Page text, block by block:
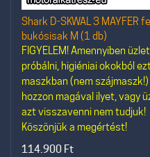
Shark D-SKWAL 3
bukósisak M (1 db)
FIGYELEM! Amennyiben
próbálni, higiéniai okokból
maszkban (nem
hozzon magával ilyet, vagy
azt visszavenni nem tudjuk!
Köszönjük a megértést!
114.900 Ft